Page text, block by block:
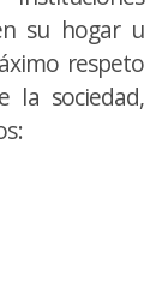
su hogar u
respeto
la sociedad,